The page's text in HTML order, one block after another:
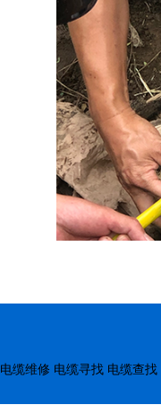
电缆维修 电缆寻找 电缆查找